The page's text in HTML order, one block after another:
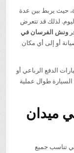
حيث يربط بين عدة
لذلك قد تتعرض
ونش الفرسان في
أو إلى أي مكان
الدفع الرباعي أو
طوال عملية
ميدان
تناسب جميع